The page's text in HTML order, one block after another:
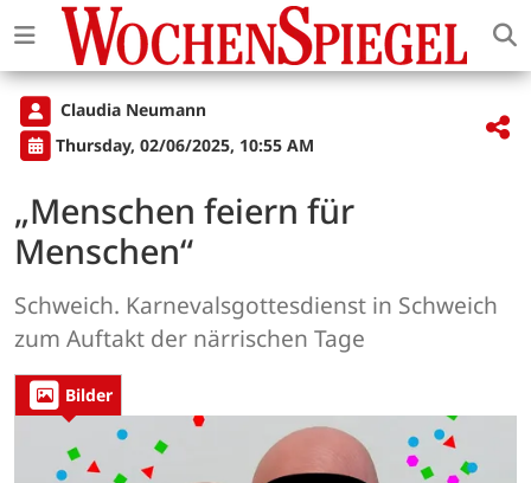
Claudia Neumann
Thursday, 02/06/2025, 10:55 AM
„Menschen feiern für
Menschen“
Schweich. Karnevalsgottesdienst in Schweich
zum Auftakt der närrischen Tage
Bilder